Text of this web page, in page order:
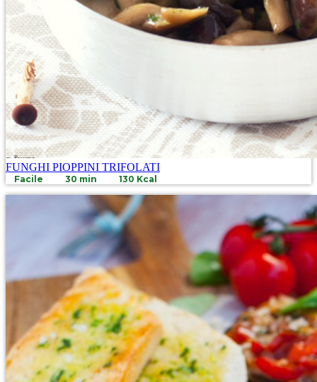
FUNGHI PIOPPINI TRIFOLATI
Facile 30 min 130 Kcal